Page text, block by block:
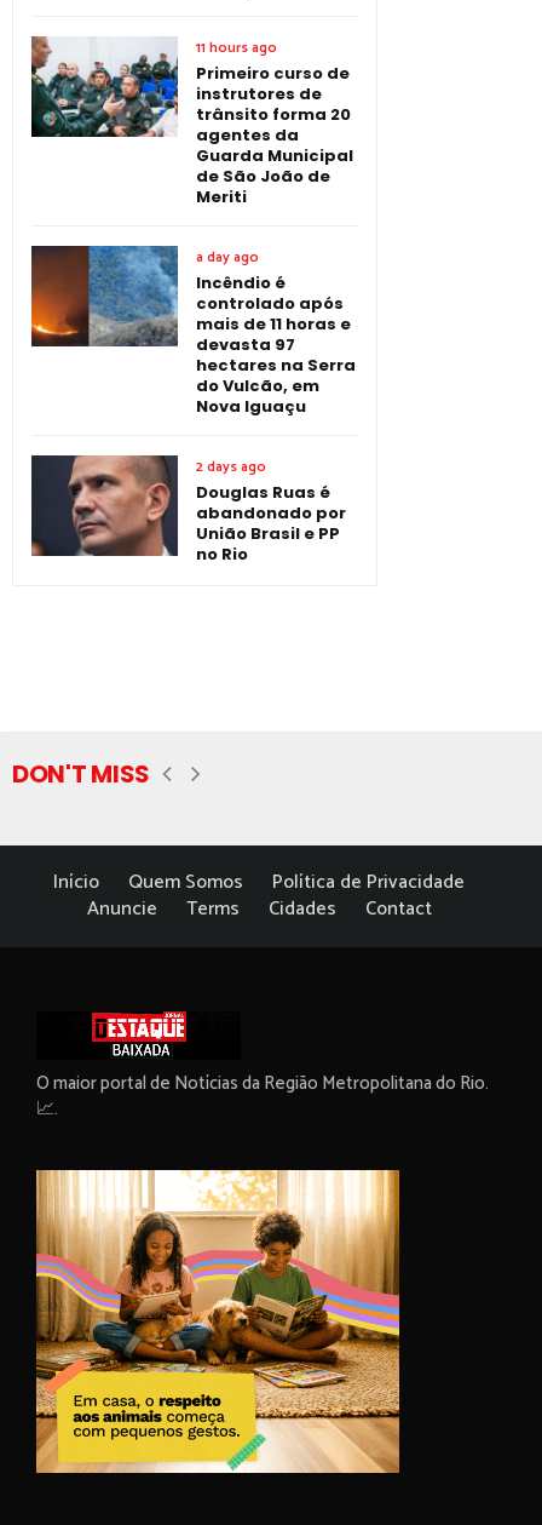
11 hours ago
Primeiro curso de
instrutores de
trânsito forma 20
agentes da
Guarda Municipal
de São João de
Meriti
a day ago
Incêndio é
controlado após
mais de 11 horas e
devasta 97
hectares na Serra
do Vulcão, em
Nova Iguaçu
2 days ago
Douglas Ruas é
abandonado por
União Brasil e PP
no Rio
DON'T MISS
Início Quem Somos
Política de Privacidade
Anuncie
Terms Cidades Contact
O maior portal de Notícias da Região Metropolitana do Rio.
📈.